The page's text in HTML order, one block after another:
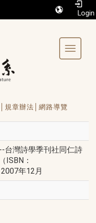
Toggle
規章辦法│ 網路導覽
台灣詩學季刊社同仁詩
ISBN：
年12月